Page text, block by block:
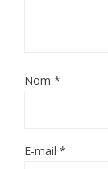
Nom *
E-mail *